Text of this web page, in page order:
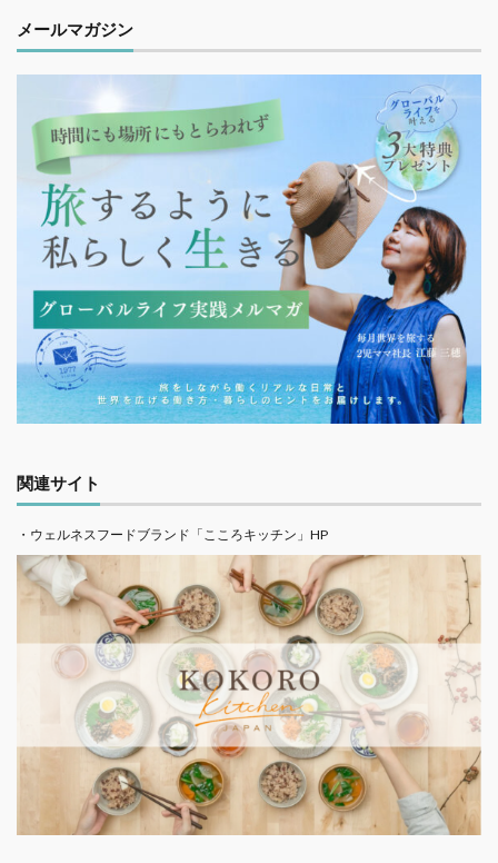
メールマガジン
関連サイト
・ウェルネスフードブランド「こころキッチン」HP